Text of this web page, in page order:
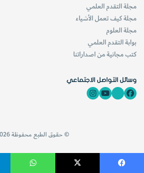
مجلة التقدم العلمي
مجلة كيف تعمل الأشياء
مجلة العلوم
بوابة التقدم العلمي
كتب مجانية من اصداراتنا
وسائل التواصل الاجتماعي
© حقوق الطبع محفوظة 2026